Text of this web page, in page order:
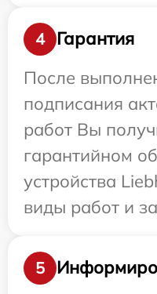
4
Гарантия
После
подписания
работ Вы
гарантийном
устройства
виды работ и
5